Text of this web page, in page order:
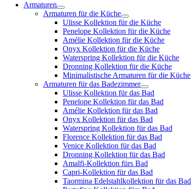
Armaturen
Armaturen für die Küche
Ulisse Kollektion für die Küche
Penelope Kollektion für die Küche
Amélie Kollektion für die Küche
Onyx Kollektion für die Küche
Waterspring Kollektion für die Küche
Dronning Kollektion für die Küche
Minimalistische Armaturen für die Küche
Armaturen für das Badezimmer
Ulisse Kollektion für das Bad
Penelope Kollektion für das Bad
Amélie Kollektion für das Bad
Onyx Kollektion für das Bad
Waterspring Kollektion für das Bad
Florence Kollektion für das Bad
Venice Kollektion für das Bad
Dronning Kollektion für das Bad
Amalfi-Kollektion fürs Bad
Capri-Kollektion für das Bad
Taormina Edelstahlkollektion für das Bad